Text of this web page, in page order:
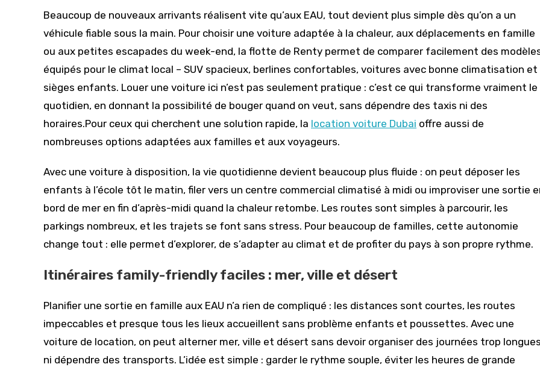
Beaucoup de nouveaux arrivants réalisent vite qu’aux EAU, tout devient plus simple dès qu’on a un
véhicule fiable sous la main. Pour choisir une voiture adaptée à la chaleur, aux déplacements en famille
ou aux petites escapades du week-end, la flotte de Renty permet de comparer facilement des
équipés pour le climat local – SUV spacieux, berlines confortables, voitures avec bonne climatisation et
sièges enfants. Louer une voiture ici n’est pas seulement pratique : c’est ce qui transforme vraiment le
quotidien, en donnant la possibilité de bouger quand on veut, sans dépendre des taxis ni des
horaires.Pour ceux qui cherchent une solution rapide, la location voiture Dubai offre aussi de
nombreuses options adaptées aux familles et aux voyageurs.
Avec une voiture à disposition, la vie quotidienne devient beaucoup plus fluide : on peut déposer les
enfants à l’école tôt le matin, filer vers un centre commercial climatisé à midi ou improviser une sortie
bord de mer en fin d’après-midi quand la chaleur retombe. Les routes sont simples à parcourir, les
parkings nombreux, et les trajets se font sans stress. Pour beaucoup de familles, cette autonomie
change tout : elle permet d’explorer, de s’adapter au climat et de profiter du pays à son propre rythme.
Itinéraires family-friendly faciles : mer, ville et désert
Planifier une sortie en famille aux EAU n’a rien de compliqué : les distances sont courtes, les routes
impeccables et presque tous les lieux accueillent sans problème enfants et poussettes. Avec une
voiture de location, on peut alterner mer, ville et désert sans devoir organiser des journées trop
ni dépendre des transports. L’idée est simple : garder le rythme souple, éviter les heures de grande